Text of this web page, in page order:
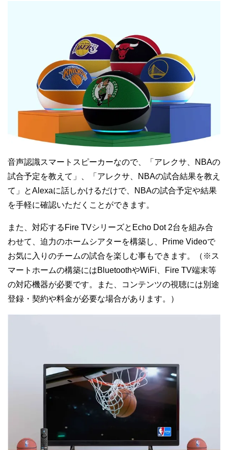
音声認識スマートスピーカーなので、「アレクサ、NBAの
試合予定を教えて」、「アレクサ、NBAの試合結果を教え
て」とAlexaに話しかけるだけで、NBAの試合予定や結果
を手軽に確認いただくことができます。
また、対応するFire TVシリーズとEcho Dot 2台を組み合
わせて、迫力のホームシアターを構築し、Prime Videoで
お気に入りのチームの試合を楽しむ事もできます。（※ス
マートホームの構築にはBluetoothやWiFi、Fire TV端末等
の対応機器が必要です。また、コンテンツの視聴には別途
登録・契約や料金が必要な場合があります。）